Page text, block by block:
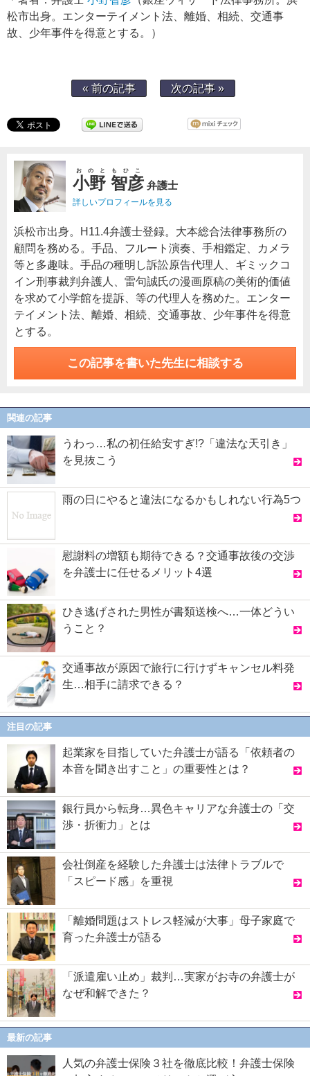
松市出身。エンターテイメント法、離婚、相続、交通事
故、少年事件を得意とする。）
« 前の記事 次の記事 »
小野 智彦
おのともひこ
弁護士
詳しいプロフィールを見る
浜松市出身。H11.4弁護士登録。大本総合法律事務所の
顧問を務める。手品、フルート演奏、手相鑑定、カメラ
等と多趣味。手品の種明し訴訟原告代理人、ギミックコ
イン刑事裁判弁護人、雷句誠氏の漫画原稿の美術的価値
を求めて小学館を提訴、等の代理人を務めた。エンター
テイメント法、離婚、相続、交通事故、少年事件を得意
とする。
この記事を書いた先生に相談する
関連の記事
うわっ…私の初任給安すぎ!?「違法な天引き」
を見抜こう
雨の日にやると違法になるかもしれない行為5つ
慰謝料の増額も期待できる？交通事故後の交渉
を弁護士に任せるメリット4選
ひき逃げされた男性が書類送検へ…一体どうい
うこと？
交通事故が原因で旅行に行けずキャンセル料発
生…相手に請求できる？
注目の記事
起業家を目指していた弁護士が語る「依頼者の
本音を聞き出すこと」の重要性とは？
銀行員から転身…異色キャリアな弁護士の「交
渉・折衝力」とは
会社倒産を経験した弁護士は法律トラブルで
「スピード感」を重視
「離婚問題はストレス軽減が大事」母子家庭で
育った弁護士が語る
「派遣雇い止め」裁判…実家がお寺の弁護士が
なぜ和解できた？
最新の記事
人気の弁護士保険３社を徹底比較！弁護士保険